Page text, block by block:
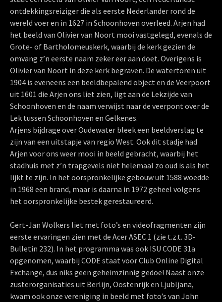
ontdekkingsreiziger die als eerste Nederlander rond de
wereld voer en in 1627 in Schoonhoven overleed. Arjen had
het beeld van Olivier van Noort mooi vastgelegd, evenals de
Grote- of Bartholomeuskerk, waarbij de kerk gezien de
omvang z’n eerste naam zeker eer aan doet. Overigens is
Olivier van Noort in deze kerk begraven. De watertoren uit
1904 is eveneens een beeldbepalend object en de Veerpoort
uit 1601 die Arjen ons liet zien, ligt aan de Lekzijde van
Schoonhoven en de naam verwijst naar de veerpont over de
Lek tussen Schoonhoven en Gelkenes.
Arjens bijdrage over Oudewater bleek een beeldverslag te
zijn van een uitstapje van regio West. Ook dit stadje had
Arjen voor ons weer mooi in beeld gebracht, waarbij het
stadhuis met z’n trapgevels niet helemaal zo oud is als het
lijkt te zijn. In het oorspronkelijke gebouw uit 1588 woedde
in 1968 een brand, maar is daarna in 1972 geheel volgens
het oorspronkelijke bestek gerestaureerd.
Gert-Jan Wolkers liet met foto’s en videofragmenten zijn
eerste ervaringen zien met de Acer ASEC 1 (zie t.z.t. 3D-
Bulletin 232). In het programma was ook ISU CODE 31a
opgenomen, waarbij CODE staat voor Club Online Digital
Exchange, dus niks geen geheimzinnig gedoe! Naast onze
zusterorganisaties uit Berlijn, Oostenrijk en Ljubljana,
kwam ook onze vereniging in beeld met foto’s van John